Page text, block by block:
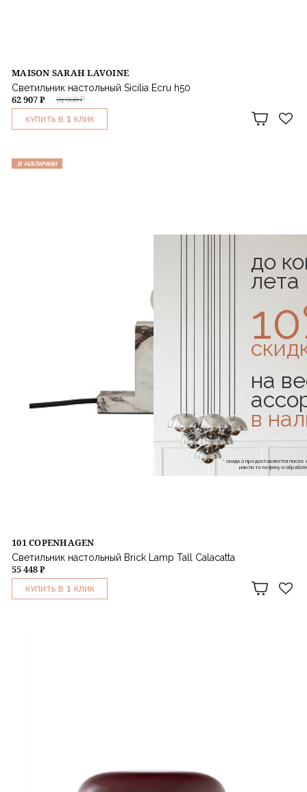
MAISON SARAH LAVOINE
Светильник настольный Sicilia Ecru h50
74 008 ₽
62 907 ₽
КУПИТЬ В 1 КЛИК
в наличии
101 COPENHAGEN
Светильник настольный Brick Lamp Tall Calacatta
55 448 ₽
КУПИТЬ В 1 КЛИК
до
лета
на
в
* скидка предоставляется
или по телефону и